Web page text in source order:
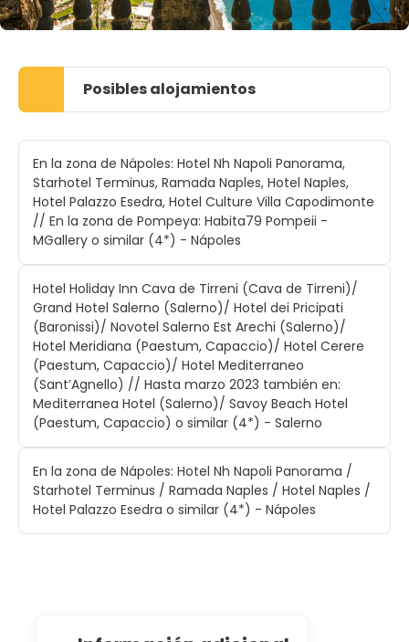
Posibles alojamientos
En la zona de Nápoles: Hotel Nh Napoli Panorama,
Starhotel Terminus, Ramada Naples, Hotel Naples,
Hotel Palazzo Esedra, Hotel Culture Villa Capodimonte
// En la zona de Pompeya: Habita79 Pompeii -
MGallery o similar (4*) - Nápoles
Hotel Holiday Inn Cava de Tirreni (Cava de Tirreni)/
Grand Hotel Salerno (Salerno)/ Hotel dei Pricipati
(Baronissi)/ Novotel Salerno Est Arechi (Salerno)/
Hotel Meridiana (Paestum, Capaccio)/ Hotel Cerere
(Paestum, Capaccio)/ Hotel Mediterraneo
(Sant’Agnello) // Hasta marzo 2023 también en:
Mediterranea Hotel (Salerno)/ Savoy Beach Hotel
(Paestum, Capaccio) o similar (4*) - Salerno
En la zona de Nápoles: Hotel Nh Napoli Panorama /
Starhotel Terminus / Ramada Naples / Hotel Naples /
Hotel Palazzo Esedra o similar (4*) - Nápoles